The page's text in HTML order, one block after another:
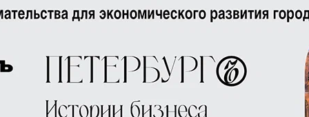
Реклама в «Ъ» www.kommersant.ru/ad